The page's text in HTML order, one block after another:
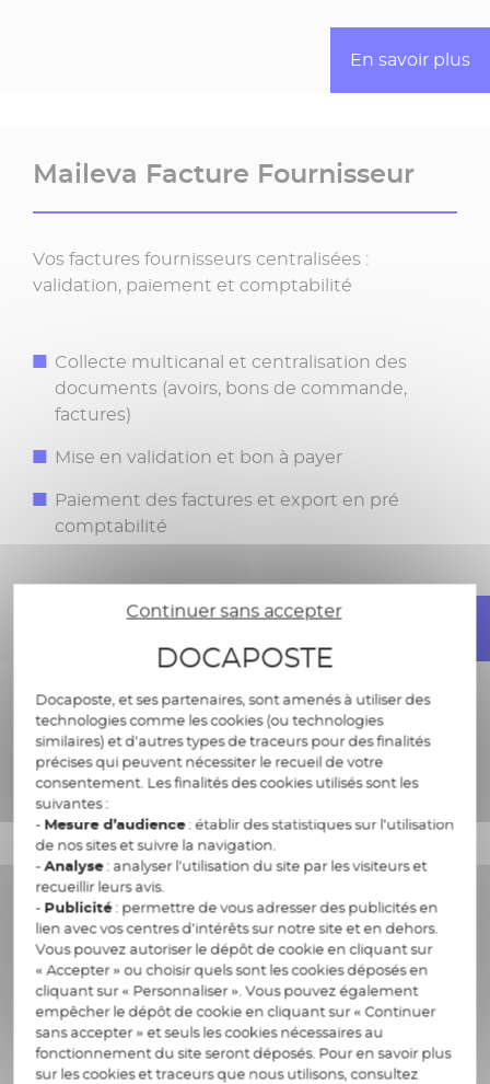
En savoir plus
Maileva Facture Fournisseur
Vos factures fournisseurs centralisées :
validation, paiement et comptabilité
Collecte multicanal et centralisation des
documents (avoirs, bons de commande,
factures)
Mise en validation et bon à payer
Paiement des factures et export en pré
comptabilité
La facture en France,
chiffres clés
2 milliards
de facture BtoB en 2022
Continuer sans accepter
DOCAPOSTE
Docaposte, et ses partenaires, sont amenés à utiliser des
technologies comme les cookies (ou technologies
similaires) et d’autres types de traceurs pour des finalités
précises qui peuvent nécessiter le recueil de votre
consentement. Les finalités des cookies utilisés sont les
suivantes :
- Mesure d’audience: établir des statistiques sur l’utilisation
de nos sites et suivre la navigation.
-Analyse: analyser l’utilisation du site par les visiteurs et
recueillir leurs avis.
- Publicité: permettre de vous adresser des publicités en
lien avec vos centres d’intérêts sur notre site et en dehors.
Vous pouvez autoriser le dépôt de cookie en cliquant sur
« Accepter » ou choisir quels sont les cookies déposés en
cliquant sur « Personnaliser ». Vous pouvez également
empêcher le dépôt de cookie en cliquant sur « Continuer
sans accepter » et seuls les cookies nécessaires au
fonctionnement du site seront déposés. Pour en savoir plus
sur les cookies et traceurs que nous utilisons, consultez